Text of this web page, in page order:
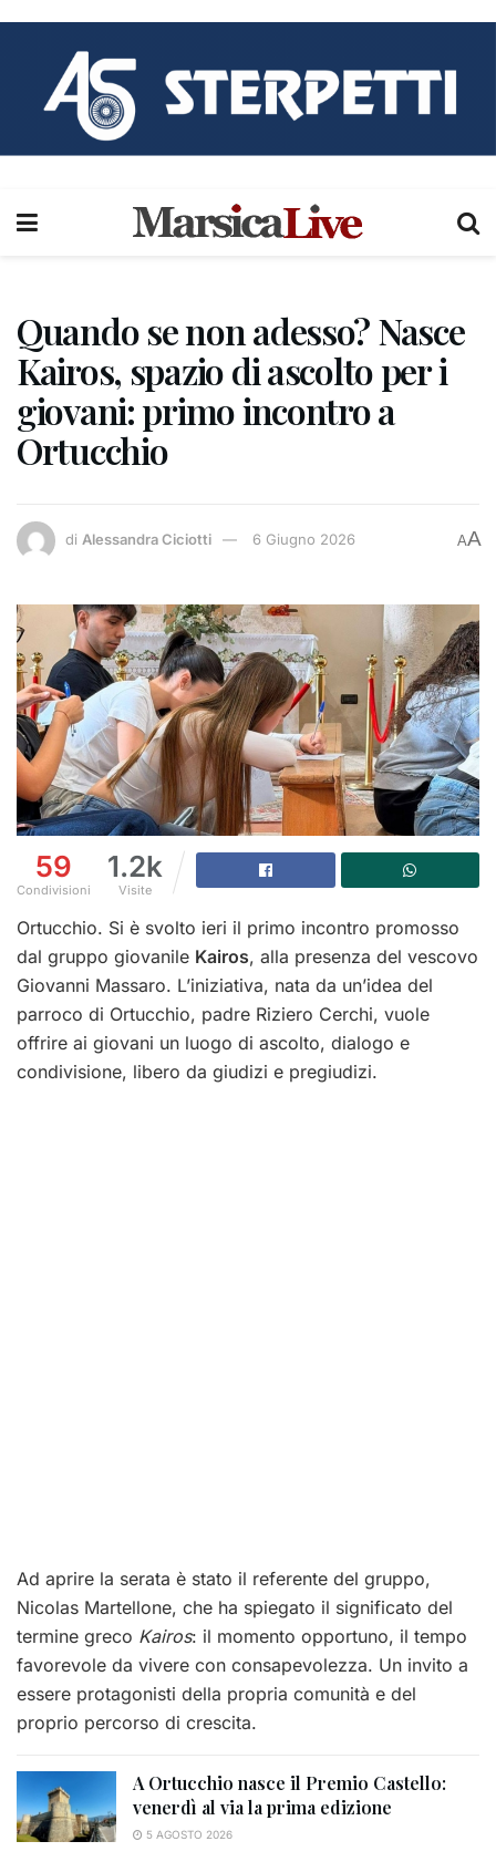
Quando se non adesso? Nasce
Kairos, spazio di ascolto per i
giovani: primo incontro a
Ortucchio
di Alessandra Ciciotti 6 Giugno 2026 AA
59
Condivisioni
1.2k
Visite
Ortucchio. Si è svolto ieri il primo incontro promosso
dal gruppo giovanile Kairos, alla presenza del vescovo
Giovanni Massaro. L’iniziativa, nata da un’idea del
parroco di Ortucchio, padre Riziero Cerchi, vuole
offrire ai giovani un luogo di ascolto, dialogo e
condivisione, libero da giudizi e pregiudizi.
Ad aprire la serata è stato il referente del gruppo,
Nicolas Martellone, che ha spiegato il significato del
termine greco Kairos: il momento opportuno, il tempo
favorevole da vivere con consapevolezza. Un invito a
essere protagonisti della propria comunità e del
proprio percorso di crescita.
A Ortucchio nasce il Premio Castello:
venerdì al via la prima edizione
5 AGOSTO 2026